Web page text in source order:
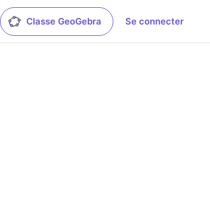
Classe GeoGebra Se connecter